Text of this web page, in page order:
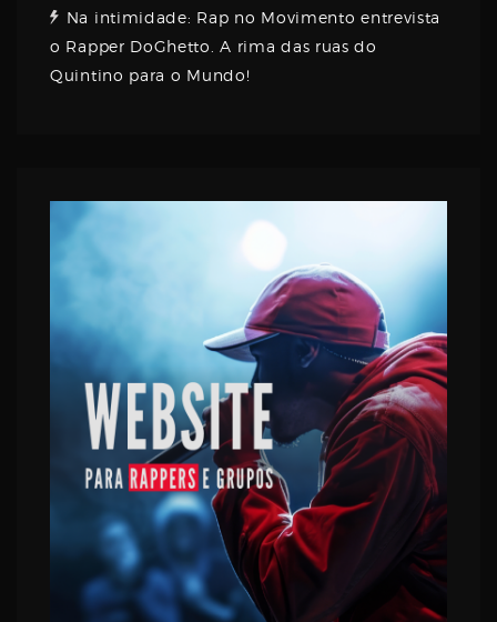
Na intimidade: Rap no Movimento entrevista
o Rapper DoGhetto. A rima das ruas do
Quintino para o Mundo!